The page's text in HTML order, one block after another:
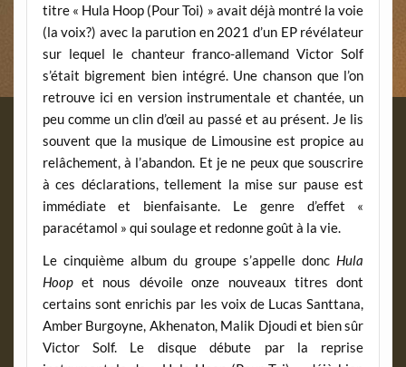
titre « Hula Hoop (Pour Toi) » avait déjà montré la voie
(la voix?) avec la parution en 2021 d’un EP révélateur
sur lequel le chanteur franco-allemand Victor Solf
s’était bigrement bien intégré. Une chanson que l’on
retrouve ici en version instrumentale et chantée, un
peu comme un clin d’œil au passé et au présent. Je lis
souvent que la musique de Limousine est propice au
relâchement, à l’abandon. Et je ne peux que souscrire
à ces déclarations, tellement la mise sur pause est
immédiate et bienfaisante. Le genre d’effet «
paracétamol » qui soulage et redonne goût à la vie.
Le cinquième album du groupe s’appelle donc Hula
Hoopet nous dévoile onze nouveaux titres dont
certains sont enrichis par les voix de Lucas Santtana,
Amber Burgoyne, Akhenaton, Malik Djoudi et bien sûr
Victor Solf. Le disque débute par la reprise